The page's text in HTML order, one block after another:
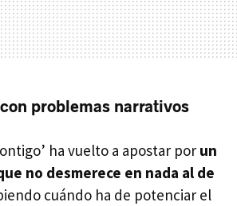
problemas narrativos
ha vuelto a apostar por un
no desmerece en nada al de
cuándo ha de potenciar el